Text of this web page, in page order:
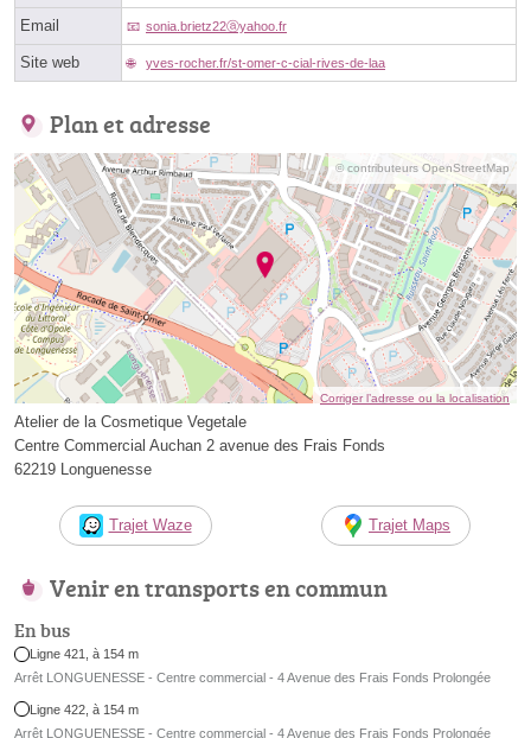
Email sonia.brietz22ⓐyahoo.fr
Site web yves-rocher.fr/st-omer-c-cial-rives-de-laa
Plan et adresse
© contributeurs OpenStreetMap
Corriger l’adresse ou la localisation
Atelier de la Cosmetique Vegetale
Centre Commercial Auchan 2 avenue des Frais Fonds
62219 Longuenesse
Trajet Waze Trajet Maps
Venir en transports en commun
En bus
Ligne 421, à 154 m
Arrêt LONGUENESSE - Centre commercial - 4 Avenue des Frais Fonds Prolongée
Ligne 422, à 154 m
Arrêt LONGUENESSE - Centre commercial - 4 Avenue des Frais Fonds Prolongée